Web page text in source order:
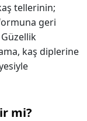
tellerinin;
geri
Güzellik
kaş diplerine
mi?